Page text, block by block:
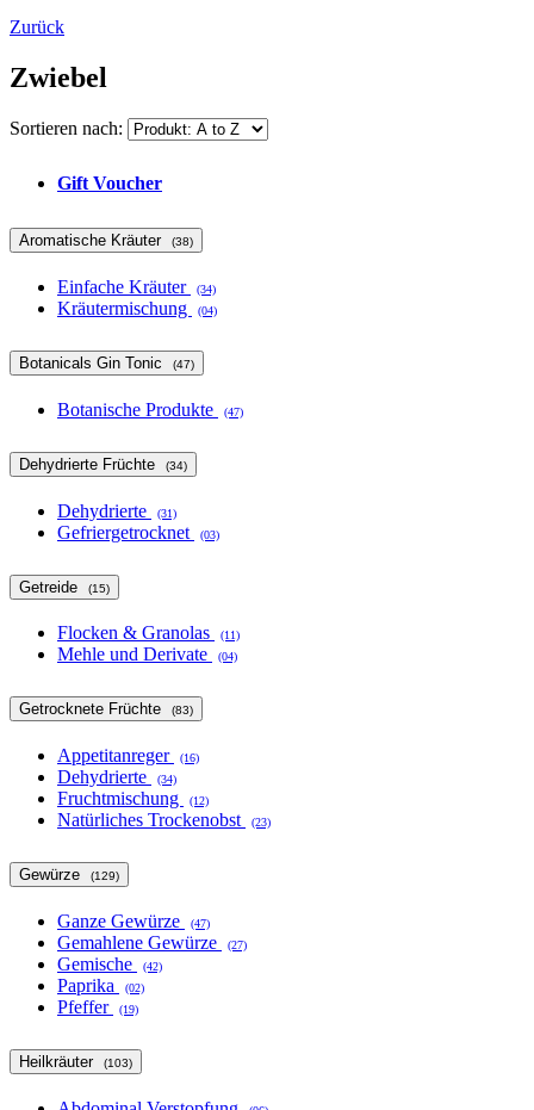
Zurück
Zwiebel
Sortieren nach:
Gift Voucher
Aromatische Kräuter (38)
Einfache Kräuter (34)
Kräutermischung (04)
Botanicals Gin Tonic (47)
Botanische Produkte (47)
Dehydrierte Früchte (34)
Dehydrierte (31)
Gefriergetrocknet (03)
Getreide (15)
Flocken & Granolas (11)
Mehle und Derivate (04)
Getrocknete Früchte (83)
Appetitanreger (16)
Dehydrierte (34)
Fruchtmischung (12)
Natürliches Trockenobst (23)
Gewürze (129)
Ganze Gewürze (47)
Gemahlene Gewürze (27)
Gemische (42)
Paprika (02)
Pfeffer (19)
Heilkräuter (103)